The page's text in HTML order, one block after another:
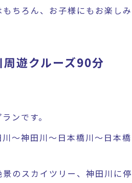
ちろん、お子様にもお楽しみ
遊クルーズ90分
ンです。
～神田川～日本橋川～日本橋
のスカイツリー、神田川に停